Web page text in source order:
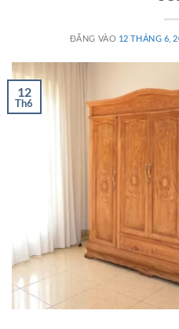
ĐĂNG VÀO 12 THÁNG 6,
12
Th6